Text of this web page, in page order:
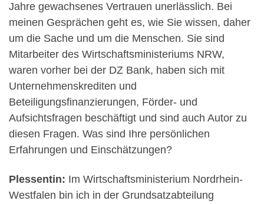
Jahre gewachsenes Vertrauen unerlässlich. Bei
meinen Gesprächen geht es, wie Sie wissen, daher
um die Sache und um die Menschen. Sie sind
Mitarbeiter des Wirtschaftsministeriums NRW,
waren vorher bei der DZ Bank, haben sich mit
Unternehmenskrediten und
Beteiligungsfinanzierungen, Förder- und
Aufsichtsfragen beschäftigt und sind auch Autor zu
diesen Fragen. Was sind Ihre persönlichen
Erfahrungen und Einschätzungen?
Plessentin: Im Wirtschaftsministerium Nordrhein-
Westfalen bin ich in der Grundsatzabteilung